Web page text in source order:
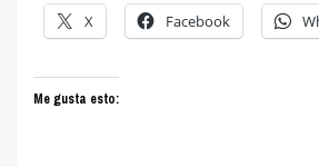
X Facebook
Me gusta esto: